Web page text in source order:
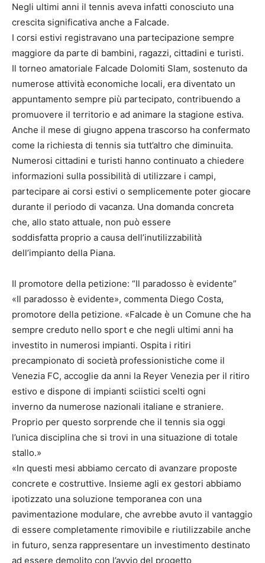
Negli ultimi anni il tennis aveva infatti conosciuto una
crescita significativa anche a Falcade.
I corsi estivi registravano una partecipazione sempre
maggiore da parte di bambini, ragazzi, cittadini e turisti.
Il torneo amatoriale Falcade Dolomiti Slam, sostenuto da
numerose attività economiche locali, era diventato un
appuntamento sempre più partecipato, contribuendo a
promuovere il territorio e ad animare la stagione estiva.
Anche il mese di giugno appena trascorso ha confermato
come la richiesta di tennis sia tutt’altro che diminuita.
Numerosi cittadini e turisti hanno continuato a chiedere
informazioni sulla possibilità di utilizzare i campi,
partecipare ai corsi estivi o semplicemente poter giocare
durante il periodo di vacanza. Una domanda concreta
che, allo stato attuale, non può essere
soddisfatta proprio a causa dell’inutilizzabilità
dell’impianto della Piana.
Il promotore della petizione: “Il paradosso è evidente”
«Il paradosso è evidente», commenta Diego Costa,
promotore della petizione. «Falcade è un Comune che ha
sempre creduto nello sport e che negli ultimi anni ha
investito in numerosi impianti. Ospita i ritiri
precampionato di società professionistiche come il
Venezia FC, accoglie da anni la Reyer Venezia per il ritiro
estivo e dispone di impianti sciistici scelti ogni
inverno da numerose nazionali italiane e straniere.
Proprio per questo sorprende che il tennis sia oggi
l’unica disciplina che si trovi in una situazione di totale
stallo.»
«In questi mesi abbiamo cercato di avanzare proposte
concrete e costruttive. Insieme agli ex gestori abbiamo
ipotizzato una soluzione temporanea con una
pavimentazione modulare, che avrebbe avuto il vantaggio
di essere completamente rimovibile e riutilizzabile anche
in futuro, senza rappresentare un investimento destinato
ad essere demolito con l’avvio del progetto